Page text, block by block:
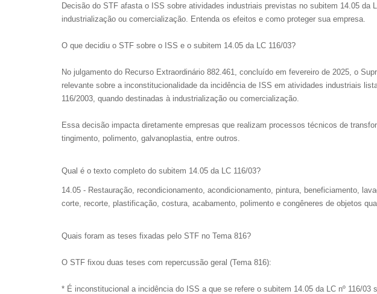
Decisão do STF afasta o ISS sobre atividades industriais previstas no subitem 14.05 da
industrialização ou comercialização. Entenda os efeitos e como proteger sua empresa.
O que decidiu o STF sobre o ISS e o subitem 14.05 da LC 116/03?
No julgamento do Recurso Extraordinário 882.461, concluído em fevereiro de 2025, o
relevante sobre a inconstitucionalidade da incidência de ISS em atividades industriais
116/2003, quando destinadas à industrialização ou comercialização.
Essa decisão impacta diretamente empresas que realizam processos técnicos de
tingimento, polimento, galvanoplastia, entre outros.
Qual é o texto completo do subitem 14.05 da LC 116/03?
14.05 - Restauração, recondicionamento, acondicionamento, pintura, beneficiamento,
corte, recorte, plastificação, costura, acabamento, polimento e congêneres de objetos
Quais foram as teses fixadas pelo STF no Tema 816?
O STF fixou duas teses com repercussão geral (Tema 816):
* É inconstitucional a incidência do ISS a que se refere o subitem 14.05 da LC nº 116/03